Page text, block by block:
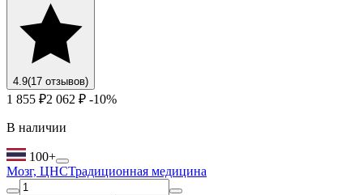
4.9(17 отзывов)
1 855 ₽2 062 ₽ -10%
В наличии
100+
Мозг, ЦНСТрадиционная медицина